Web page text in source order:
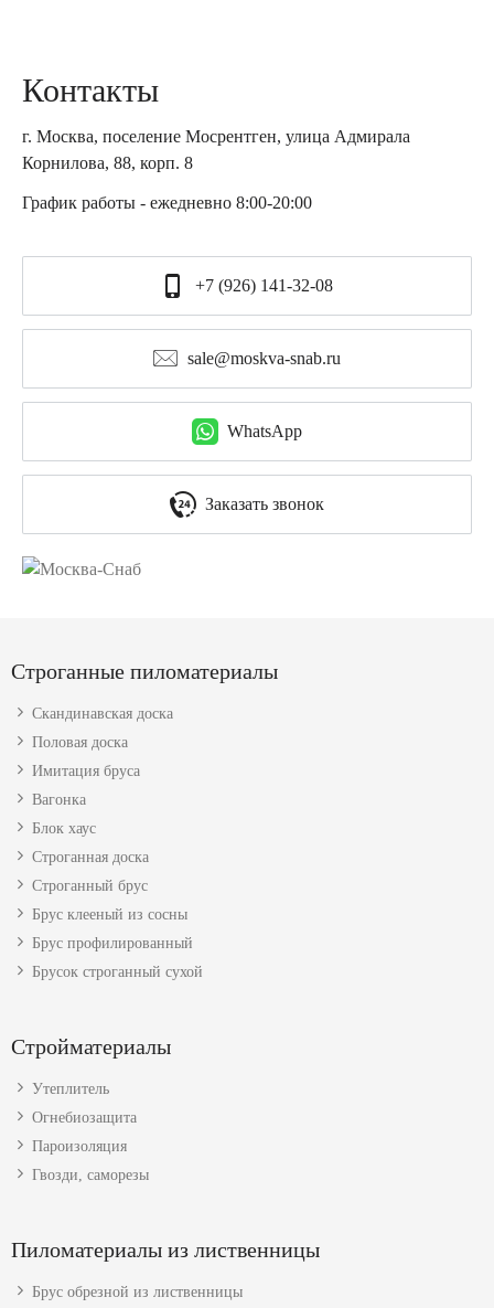
Контакты
г. Москва, поселение Мосрентген, улица Адмирала
Корнилова, 88, корп. 8
График работы - ежедневно 8:00-20:00
+7 (926) 141-32-08
sale@moskva-snab.ru
WhatsApp
Заказать звонок
Строганные пиломатериалы
Скандинавская доска
Половая доска
Имитация бруса
Вагонка
Блок хаус
Строганная доска
Строганный брус
Брус клееный из сосны
Брус профилированный
Брусок строганный сухой
Стройматериалы
Утеплитель
Огнебиозащита
Пароизоляция
Гвозди, саморезы
Пиломатериалы из лиственницы
Брус обрезной из лиственницы